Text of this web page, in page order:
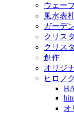
ウェー
風水表
ガーデ
クリス
クリス
創作
オリジ
ヒロノ
オ